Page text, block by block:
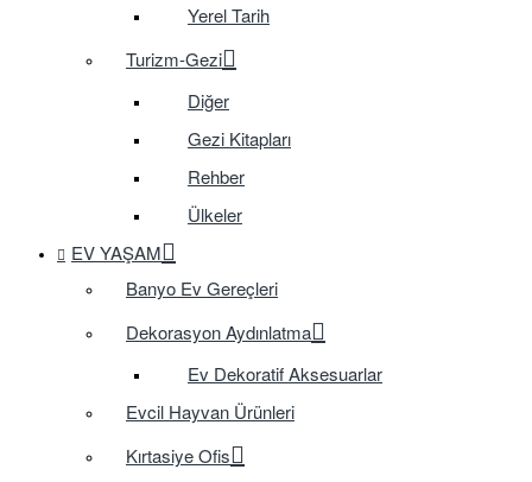
Yerel Tarih
Turizm-Gezi
Diğer
Gezi Kitapları
Rehber
Ülkeler
EV YAŞAM
Banyo Ev Gereçleri
Dekorasyon Aydınlatma
Ev Dekoratif Aksesuarlar
Evcil Hayvan Ürünleri
Kırtasiye Ofis